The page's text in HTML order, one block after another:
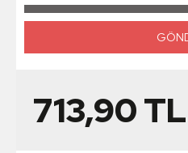
713,90TL